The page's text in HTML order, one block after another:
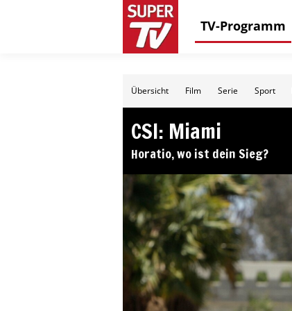
TV-Programm
Übersicht Film Serie Sport
CSI: Miami
Horatio, wo ist dein Sieg?